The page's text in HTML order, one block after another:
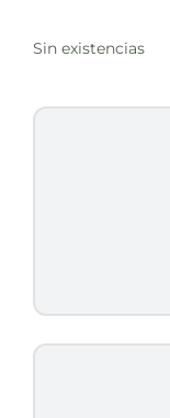
Sin existencias